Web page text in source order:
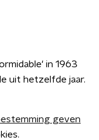
in 1963
uit hetzelfde jaar.
geven